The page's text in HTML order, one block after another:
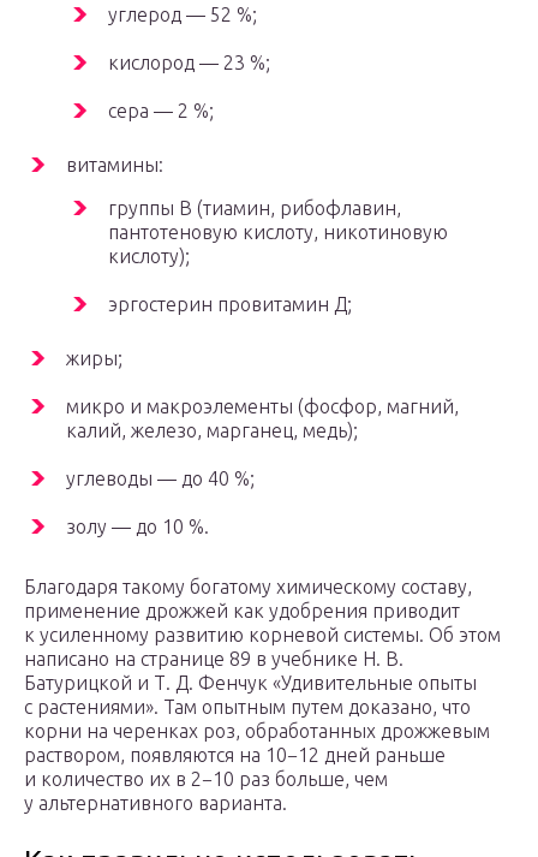
углерод — 52 %;
кислород — 23 %;
сера — 2 %;
витамины:
группы В (тиамин, рибофлавин,
пантотеновую кислоту, никотиновую
кислоту);
эргостерин провитамин Д;
жиры;
микро и макроэлементы (фосфор, магний,
калий, железо, марганец, медь);
углеводы — до 40 %;
золу — до 10 %.
Благодаря такому богатому химическому составу,
применение дрожжей как удобрения приводит
к усиленному развитию корневой системы. Об этом
написано на странице 89 в учебнике Н. В.
Батурицкой и Т. Д. Фенчук «Удивительные опыты
с растениями». Там опытным путем доказано, что
корни на черенках роз, обработанных дрожжевым
раствором, появляются на 10−12 дней раньше
и количество их в 2−10 раз больше, чем
у альтернативного варианта.